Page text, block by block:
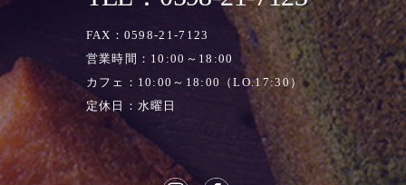
FAX：0598-21-7123
営業時間：10:00～18:00
カフェ：10:00～18:00（LO.17:30）
定休日：水曜日